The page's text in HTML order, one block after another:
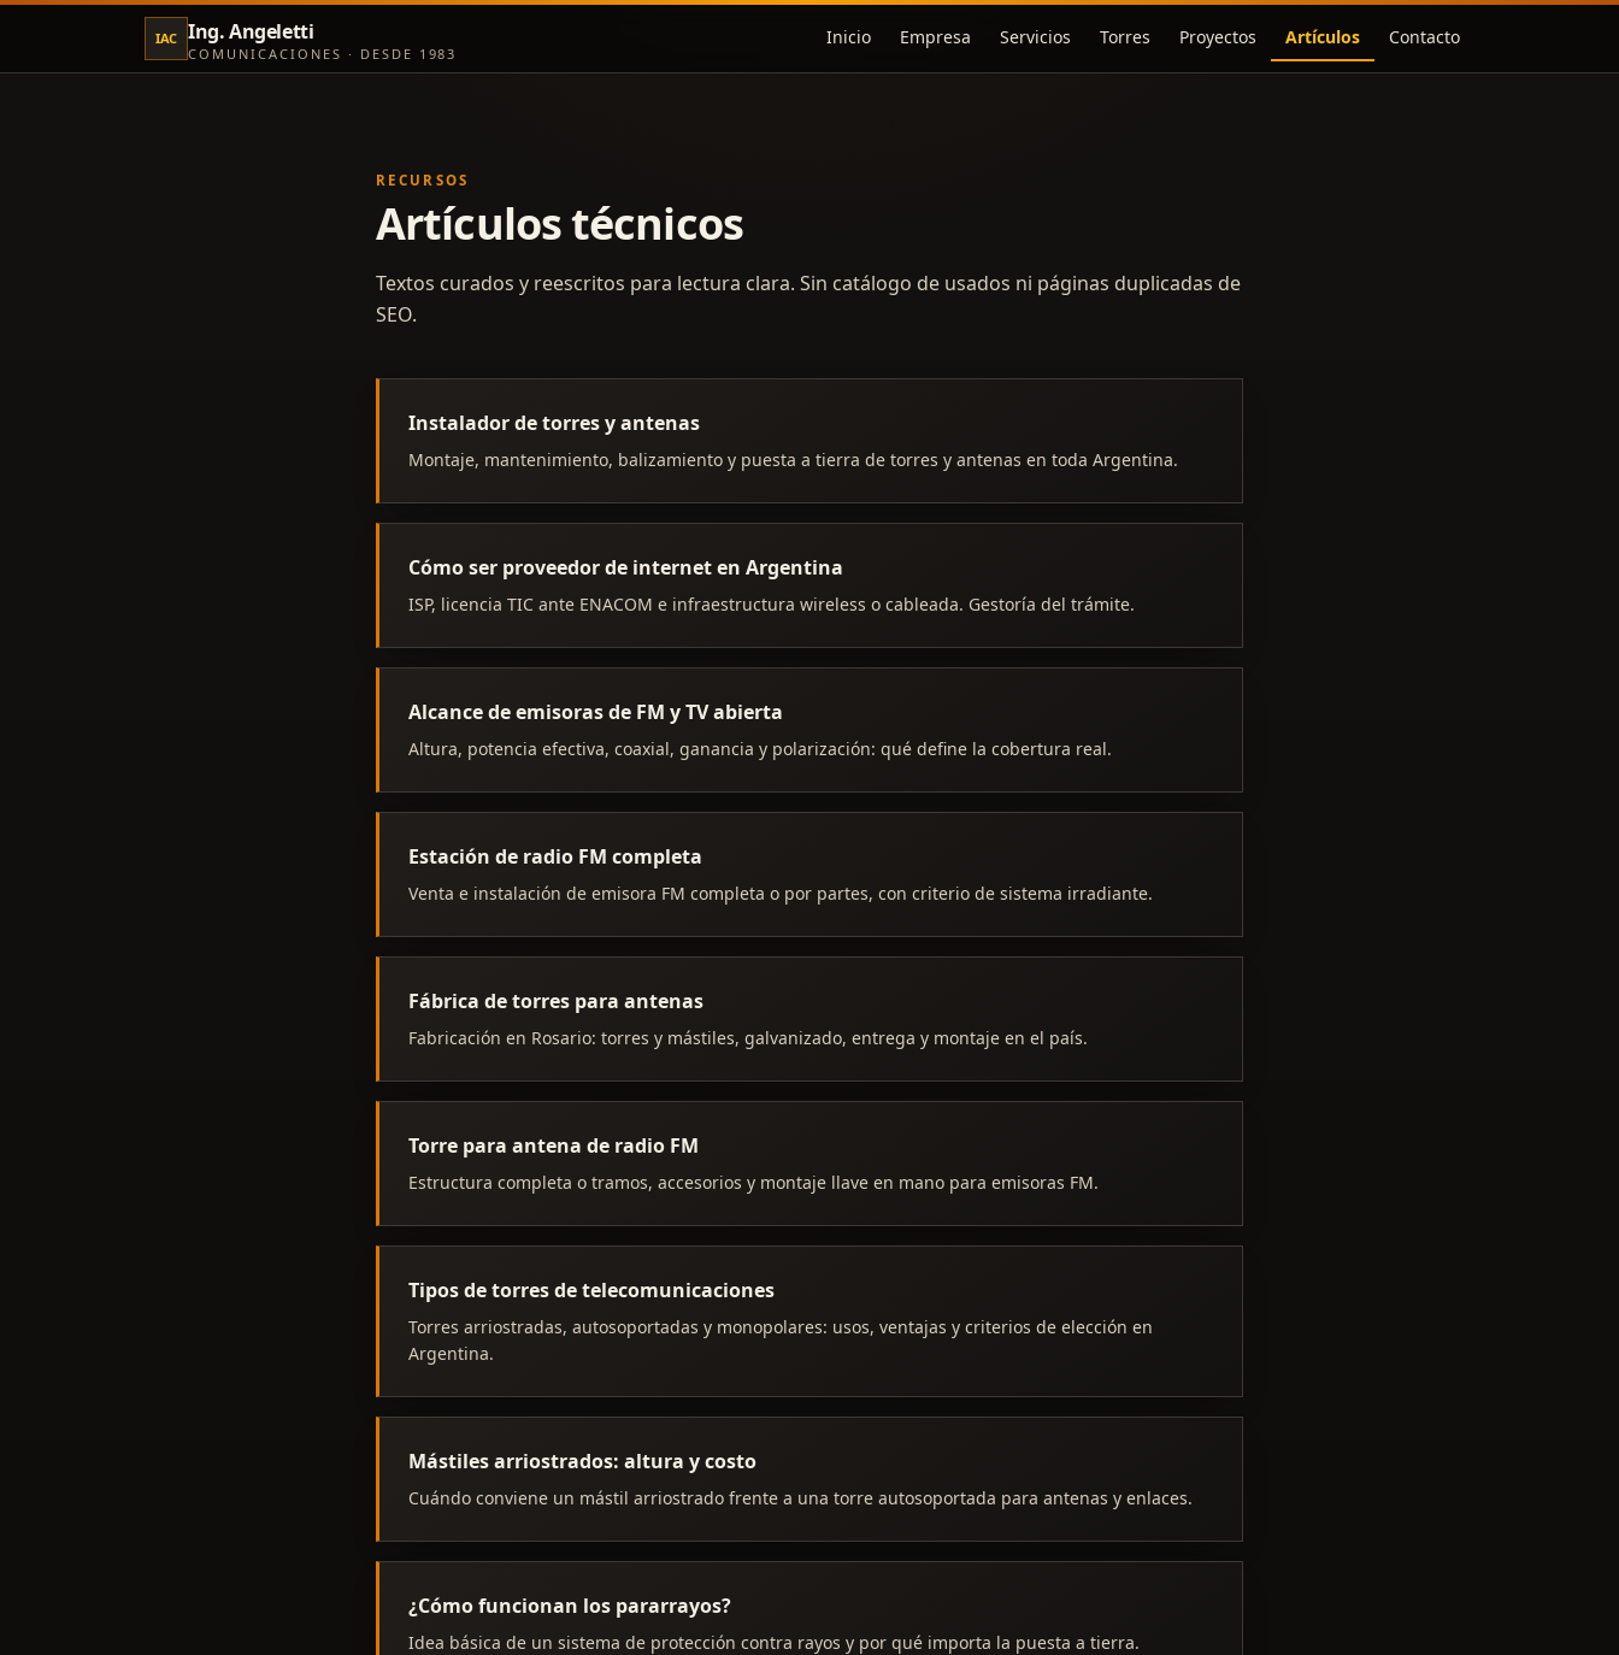
IAC Ing. Angeletti
COMUNICACIONES · DESDE 1983
Inicio Empresa Servicios Torres Proyectos Artículos Contacto
RECURSOS
Artículos técnicos
Textos curados y reescritos para lectura clara. Sin catálogo de usados ni páginas duplicadas de
SEO.
Instalador de torres y antenas
Montaje, mantenimiento, balizamiento y puesta a tierra de torres y antenas en toda Argentina.
Cómo ser proveedor de internet en Argentina
ISP, licencia TIC ante ENACOM e infraestructura wireless o cableada. Gestoría del trámite.
Alcance de emisoras de FM y TV abierta
Altura, potencia efectiva, coaxial, ganancia y polarización: qué define la cobertura real.
Estación de radio FM completa
Venta e instalación de emisora FM completa o por partes, con criterio de sistema irradiante.
Fábrica de torres para antenas
Fabricación en Rosario: torres y mástiles, galvanizado, entrega y montaje en el país.
Torre para antena de radio FM
Estructura completa o tramos, accesorios y montaje llave en mano para emisoras FM.
Tipos de torres de telecomunicaciones
Torres arriostradas, autosoportadas y monopolares: usos, ventajas y criterios de elección en
Argentina.
Mástiles arriostrados: altura y costo
Cuándo conviene un mástil arriostrado frente a una torre autosoportada para antenas y enlaces.
¿Cómo funcionan los pararrayos?
Idea básica de un sistema de protección contra rayos y por qué importa la puesta a tierra.